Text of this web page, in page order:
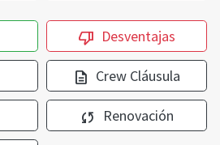
thumb_down Desventajas
description Crew Cláusula
sync Renovación